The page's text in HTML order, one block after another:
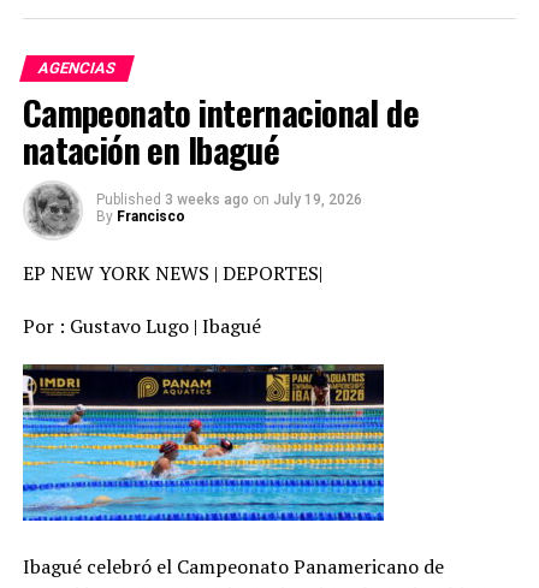
Lista de grandes personalidades fallecidas
en el 2019:
ENERO
Emiliano Sala, 28 años. Futbolista argentino del Nantes
de Francia, fallecido en un accidente aéreo cuando
AGENCIAS
Campeonato internacional de
natación en Ibagué
Published 3 weeks ago on July 19, 2026
By Francisco
EP NEW YORK NEWS | DEPORTES|
Por : Gustavo Lugo | Ibagué
Ibagué celebró el Campeonato Panamericano de